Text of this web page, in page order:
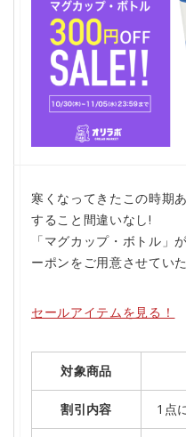
寒くなってきたこの時期
すること間違いなし!
「マグカップ・ボトル」
ーポンをご用意させてい
セールアイテムを見る！
対象商品
割引内容 1点